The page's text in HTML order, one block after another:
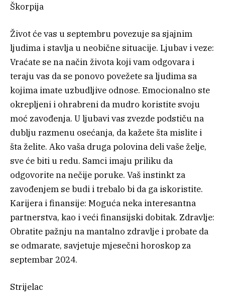
Škorpija
Život će vas u septembru povezuje sa sjajnim
ljudima i stavlja u neobične situacije. Ljubav i veze:
Vraćate se na način života koji vam odgovara i
teraju vas da se ponovo povežete sa ljudima sa
kojima imate uzbudljive odnose. Emocionalno ste
okrepljeni i ohrabreni da mudro koristite svoju
moć zavođenja. U ljubavi vas zvezde podstiču na
dublju razmenu osećanja, da kažete šta mislite i
šta želite. Ako vaša druga polovina deli vaše želje,
sve će biti u redu. Samci imaju priliku da
odgovorite na nečije poruke. Vaš instinkt za
zavođenjem se budi i trebalo bi da ga iskoristite.
Karijera i finansije: Moguća neka interesantna
partnerstva, kao i veći finansijski dobitak. Zdravlje:
Obratite pažnju na mantalno zdravlje i probate da
se odmarate, savjetuje mjesečni horoskop za
septembar 2024.
Strijelac